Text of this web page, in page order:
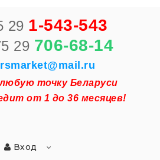
29 1-543-543
29 706-68-14
точку Беларуси
от 1 до 36 месяцев!
Вход